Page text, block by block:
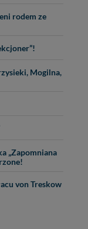
rodem ze
Mogilna,
„Zapomniana
von Treskow